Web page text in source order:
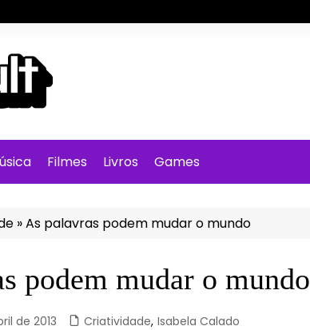
Filmes Livros Games
»As palavras podem mudar o mundo
podem mudar o mundo
de 2013 Criatividade, Isabela Calado